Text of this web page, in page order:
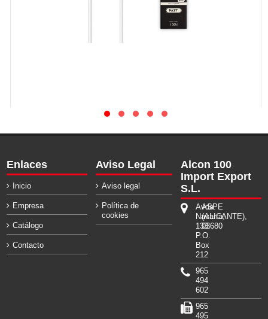
Enlaces
Inicio
Empresa
Catálogo
Contacto
Aviso Legal
Aviso legal
Política de
cookies
Alcon 100
Import Export
S.L.
Avda.
Navarra,
133.
P.O.
Box
212
ASPE
(ALICANTE),
03680
965
494
602
965
495